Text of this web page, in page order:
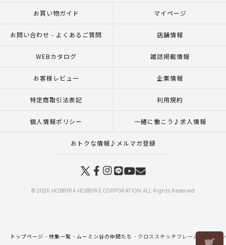
お買い物ガイド マイページ
お問い合わせ - よくあるご質問 店舗情報
WEBカタログ 雑誌掲載情報
お客様レビュー 企業情報
特定商取引法表記 利用規約
個人情報ポリシー 一緒に働こう♪求人情報
おトクな情報♪メルマガ登録
© 2026 HOBBYRA HOBBYRE CORPORATION ALL Rights Reserved
トップページ 特集一覧 ムーミン谷の仲間たち
クロスステッチフレーム＜ムーミ